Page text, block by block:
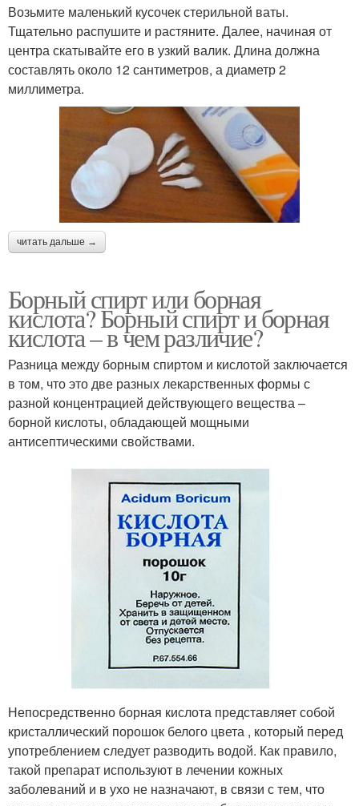
Возьмите маленький кусочек стерильной ваты.
Тщательно распушите и растяните. Далее, начиная от
центра скатывайте его в узкий валик. Длина должна
составлять около 12 сантиметров, а диаметр 2
миллиметра.
читать дальше →
Борный спирт или борная
кислота? Борный спирт и борная
кислота – в чем различие?
Разница между борным спиртом и кислотой заключается
в том, что это две разных лекарственных формы с
разной концентрацией действующего вещества –
борной кислоты, обладающей мощными
антисептическими свойствами.
Непосредственно борная кислота представляет собой
кристаллический порошок белого цвета , который перед
употреблением следует разводить водой. Как правило,
такой препарат используют в лечении кожных
заболеваний и в ухо не назначают, в связи с тем, что